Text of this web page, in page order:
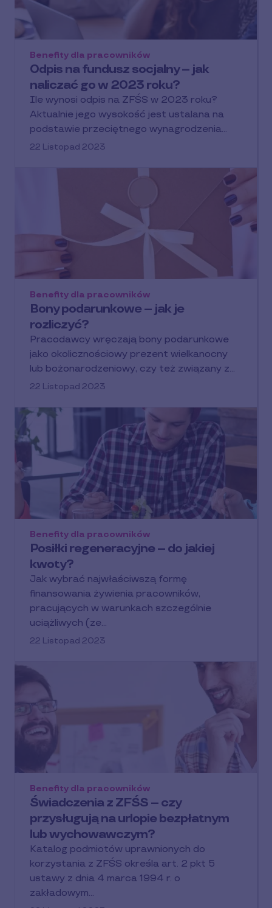
Odpis na fundusz socjalny – jak
naliczać go w 2023 roku?
Benefity dla pracowników
Ile wynosi odpis na ZFŚS w 2023 roku?
Aktualnie jego wysokość jest ustalana na
podstawie przeciętnego wynagrodzenia…
22 Listopad 2023
Bony podarunkowe – jak je
rozliczyć?
Benefity dla pracowników
Pracodawcy wręczają bony podarunkowe
jako okolicznościowy prezent wielkanocny
lub bożonarodzeniowy, czy też związany z…
22 Listopad 2023
Posiłki regeneracyjne – do jakiej
kwoty?
Benefity dla pracowników
Jak wybrać najwłaściwszą formę
finansowania żywienia pracowników,
pracujących w warunkach szczególnie
uciążliwych (ze…
22 Listopad 2023
Świadczenia z ZFŚS – czy
przysługują na urlopie bezpłatnym
lub wychowawczym?
Benefity dla pracowników
Katalog podmiotów uprawnionych do
korzystania z ZFŚS określa art. 2 pkt 5
ustawy z dnia 4 marca 1994 r. o
zakładowym…